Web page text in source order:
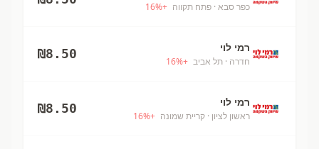
כפר סבא · פתח תקווה +
16%
רמי לוי
חדרה · תל אביב +
16%
₪8.50
רמי לוי
ראשון לציון · קריית שמונה +
16%
₪8.50